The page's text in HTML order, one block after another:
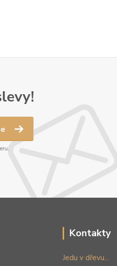
Kontakty
Jedu v dřevu...